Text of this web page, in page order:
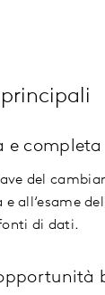
e completa
del
all‘esame
di dati.